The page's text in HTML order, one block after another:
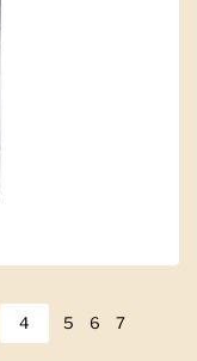
3
Zeige Folie 4
4 Zeige Folie 5
5 Zeige Folie 6
6 Zeige
7